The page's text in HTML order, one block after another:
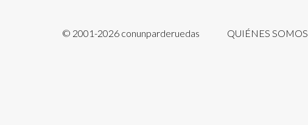
QUIÉNES SOMOS
© 2001-2026 conunparderuedas